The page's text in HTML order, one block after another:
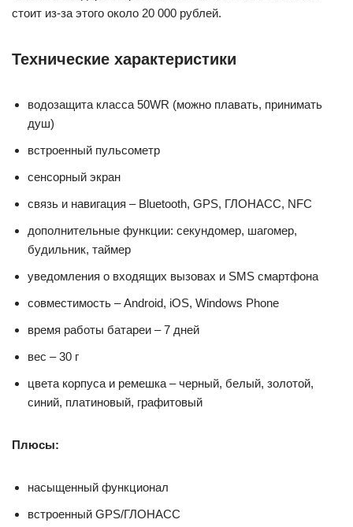
стоит из-за этого около 20 000 рублей.
Технические характеристики
водозащита класса 50WR (можно плавать, принимать
душ)
встроенный пульсометр
сенсорный экран
связь и навигация – Bluetooth, GPS, ГЛОНАСС, NFC
дополнительные функции: секундомер, шагомер,
будильник, таймер
уведомления о входящих вызовах и SMS смартфона
совместимость – Android, iOS, Windows Phone
время работы батареи – 7 дней
вес – 30 г
цвета корпуса и ремешка – черный, белый, золотой,
синий, платиновый, графитовый
Плюсы:
насыщенный функционал
встроенный GPS/ГЛОНАСС